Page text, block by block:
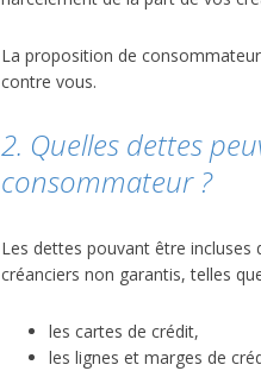
La proposition de
contre vous.
2. Quelles dettes
consommateur ?
Les dettes pouvant être
créanciers non garantis, telles
les cartes de crédit,
les lignes et marges de